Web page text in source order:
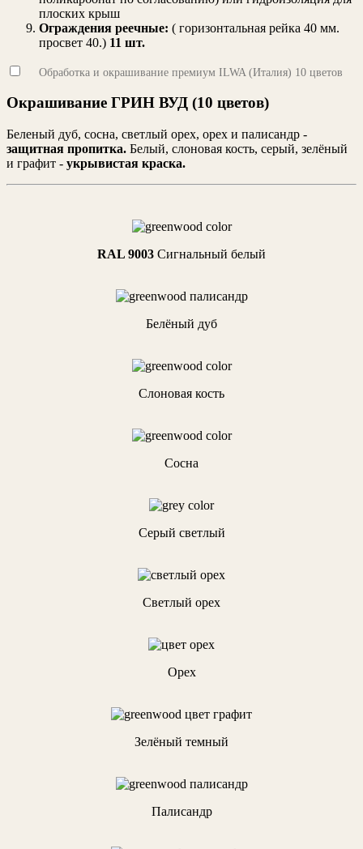
плоских крыш
Ограждения реечные: ( горизонтальная рейка 40 мм.
просвет 40.) 11 шт.
Обработка и окрашивание премиум ILWA (Италия) 10 цветов
Окрашивание ГРИН ВУД (10 цветов)
Беленый дуб, сосна, светлый орех, орех и палисандр -
защитная пропитка. Белый, слоновая кость, серый, зелёный
и графит - укрывистая краска.
RAL 9003 Cигнальный белый
Белёный дуб
Слоновая кость
Сосна
Серый светлый
Светлый орех
Орех
Зелёный темный
Палисандр